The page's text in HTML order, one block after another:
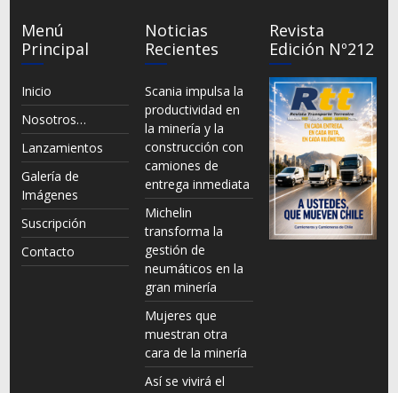
Menú
Principal
Inicio
Nosotros…
Lanzamientos
Galería de
Imágenes
Suscripción
Contacto
Noticias
Recientes
Scania impulsa la
productividad en
la minería y la
construcción con
camiones de
entrega inmediata
Michelin
transforma la
gestión de
neumáticos en la
gran minería
Mujeres que
muestran otra
cara de la minería
Así se vivirá el
Revista
Edición Nº212